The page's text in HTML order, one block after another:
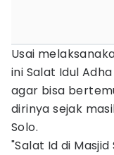
Usai
ini Salat Idul
agar bisa
dirinya sejak
Solo.
"Salat Id di